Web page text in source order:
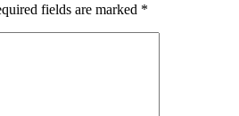
fields are marked *